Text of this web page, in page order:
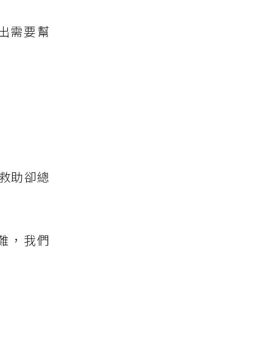
需要幫
助卻總
，我們